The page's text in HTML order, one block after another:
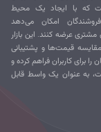
با ایجاد یک محیط
امکان می‌دهد
عرضه کنند. این بازار
قیمت‌ها و پشتیبانی
کاربران فراهم کرده و
عنوان یک واسط قابل